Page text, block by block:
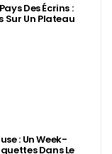
Des Écrins :
Sur Un Plateau
: Un Week-
Dans Le